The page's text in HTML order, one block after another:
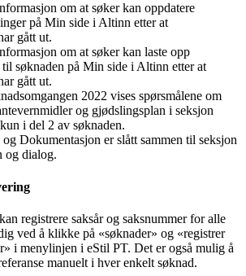
om at søker kan oppdatere
på Min side i Altinn etter at
gått ut.
om at søker kan laste opp
søknaden på Min side i Altinn etter at
gått ut.
2022 vises spørsmålene om
og gjødslingsplan i seksjon
i del 2 av søknaden.
Dokumentasjon er slått sammen til seksjon
og dialog.
registrere saksår og saksnummer for alle
ved å klikke på «søknader» og «registrer
i menylinjen i eStil PT. Det er også mulig å
manuelt i hver enkelt søknad.